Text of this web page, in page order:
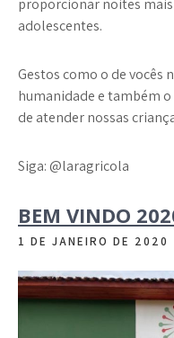
adolescentes.
Gestos como o de vocês
humanidade e também
de atender nossas
Siga: @laragricola
BEM VINDO
1 DE JANEIRO DE 2020